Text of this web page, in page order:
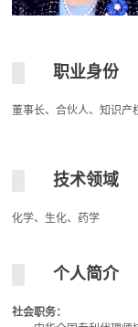
职业身份
董事长、合伙人、知识产
技术领域
化学、生化、药学
个人简介
社会职务：